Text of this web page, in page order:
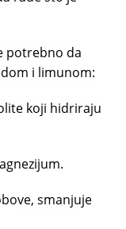
potrebno da
i limunom:
koji hidriraju
smanjuje